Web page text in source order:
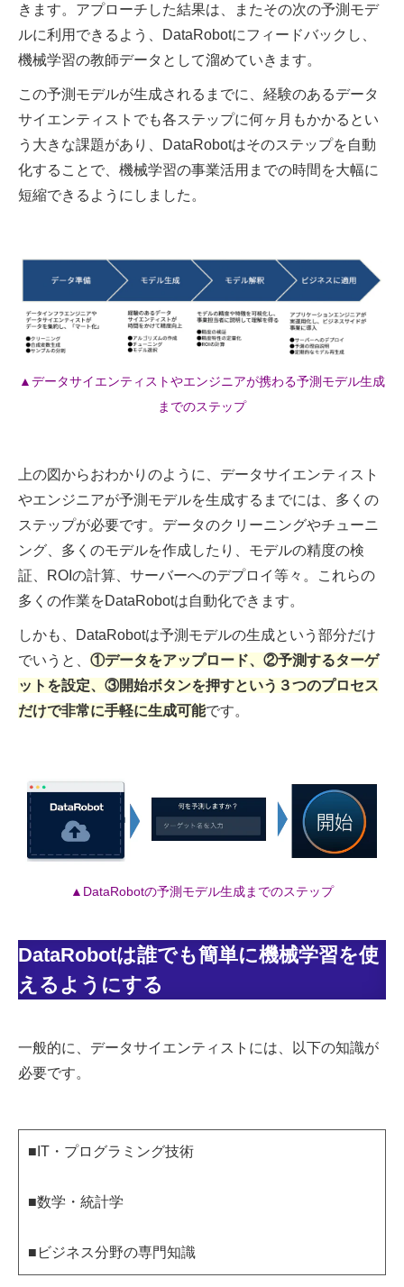
きます。アプローチした結果は、またその次の予測モデ
ルに利用できるよう、DataRobotにフィードバックし、
機械学習の教師データとして溜めていきます。
この予測モデルが生成されるまでに、経験のあるデータ
サイエンティストでも各ステップに何ヶ月もかかるとい
う大きな課題があり、DataRobotはそのステップを自動
化することで、機械学習の事業活用までの時間を大幅に
短縮できるようにしました。
▲データサイエンティストやエンジニアが携わる予測モデル生成
までのステップ
上の図からおわかりのように、データサイエンティスト
やエンジニアが予測モデルを生成するまでには、多くの
ステップが必要です。データのクリーニングやチューニ
ング、多くのモデルを作成したり、モデルの精度の検
証、ROIの計算、サーバーへのデプロイ等々。これらの
多くの作業をDataRobotは自動化できます。
しかも、DataRobotは予測モデルの生成という部分だけ
でいうと、 ①データをアップロード、②予測するターゲ
ットを設定、③開始ボタンを押すという３つのプロセス
だけで非常に手軽に生成可能です。
▲DataRobotの予測モデル生成までのステップ
DataRobotは誰でも簡単に機械学習を使
えるようにする
一般的に、データサイエンティストには、以下の知識が
必要です。
■IT・プログラミング技術
■数学・統計学
■ビジネス分野の専門知識